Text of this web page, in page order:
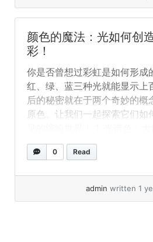
的眼睛 現在，有一個驚人的
被「騙」到只用紅、綠、藍（
幾乎所有顏色！ 為什麼是三種
等等……洋紅色不在彩虹裡？
非光譜色——它沒有自己的波
接收到紅光和藍光（但沒有綠
「創造」出這種顏色。 3. 光
關係？ 舉例： 4. 為什麼這很
颜色的魔法：光如何创
彩！
你是否曾想过彩虹是如何形成
红、绿、蓝三种光就能显示上
后的秘密就在于两个奇妙的概
原色。让我们一起探索它们如
当阳光穿过雨滴或玻璃棱镜时
虹。这是因为光由许多不同颜
波长为510纳米的光，它会像
0 Read
admin written 1